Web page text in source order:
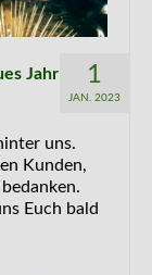
1
JAN. 2023
Jahr
uns.
Kunden,
Euch bald